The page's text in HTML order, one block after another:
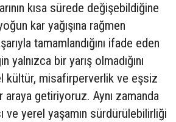
kısa sürede değişebildiğine
kar yağışına rağmen
tamamlandığını ifade eden
yalnızca bir yarış olmadığını
kültür, misafirperverlik ve eşsiz
getiriyoruz. Aynı zamanda
ve yerel yaşamın sürdürülebilirliği